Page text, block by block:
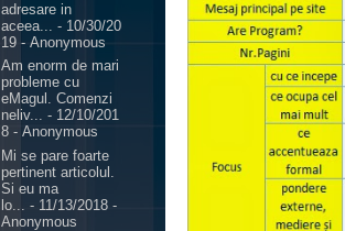
adresare in
aceea...
- 10/30/20
19 - Anonymous
Am enorm de mari
probleme cu
eMagul. Comenzi
neliv... - 12/10/201
8 - Anonymous
Mi se pare foarte
pertinent articolul.
Si eu ma
lo...
- 11/13/2018 -
Anonymous